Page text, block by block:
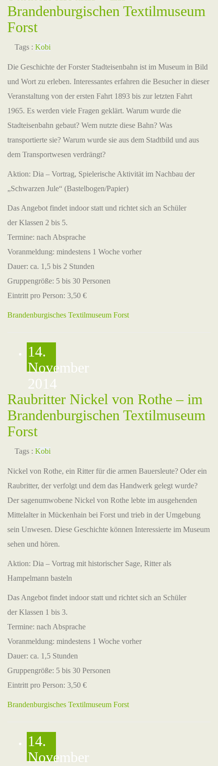
Brandenburgischen Textilmuseum
Forst
Tags : Kobi
Die Geschichte der Forster Stadteisenbahn ist im Museum in Bild
und Wort zu erleben. Interessantes erfahren die Besucher in dieser
Veranstaltung von der ersten Fahrt 1893 bis zur letzten Fahrt
1965. Es werden viele Fragen geklärt. Warum wurde die
Stadteisenbahn gebaut? Wem nutzte diese Bahn? Was
transportierte sie? Warum wurde sie aus dem Stadtbild und aus
dem Transportwesen verdrängt?
Aktion: Dia – Vortrag, Spielerische Aktivität im Nachbau der
„Schwarzen Jule“ (Bastelbogen/Papier)
Das Angebot findet indoor statt und richtet sich an Schüler
der Klassen 2 bis 5.
Termine: nach Absprache
Voranmeldung: mindestens 1 Woche vorher
Dauer: ca. 1,5 bis 2 Stunden
Gruppengröße: 5 bis 30 Personen
Eintritt pro Person: 3,50 €
Brandenburgisches Textilmuseum Forst
14.
November
2014
Raubritter Nickel von Rothe – im
Brandenburgischen Textilmuseum
Forst
Tags : Kobi
Nickel von Rothe, ein Ritter für die armen Bauersleute? Oder ein
Raubritter, der verfolgt und dem das Handwerk gelegt wurde?
Der sagenumwobene Nickel von Rothe lebte im ausgehenden
Mittelalter in Mückenhain bei Forst und trieb in der Umgebung
sein Unwesen. Diese Geschichte können Interessierte im Museum
sehen und hören.
Aktion: Dia – Vortrag mit historischer Sage, Ritter als
Hampelmann basteln
Das Angebot findet indoor statt und richtet sich an Schüler
der Klassen 1 bis 3.
Termine: nach Absprache
Voranmeldung: mindestens 1 Woche vorher
Dauer: ca. 1,5 Stunden
Gruppengröße: 5 bis 30 Personen
Eintritt pro Person: 3,50 €
Brandenburgisches Textilmuseum Forst
14.
November